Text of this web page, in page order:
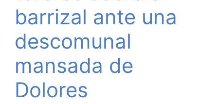
barrizal ante una
descomunal
mansada de
Dolores